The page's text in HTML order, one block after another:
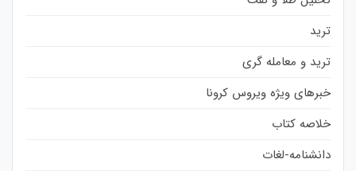
ترید
ترید و معامله گری
خبرهای ویژه ویروس کرونا
خلاصه کتاب
دانشنامه-لغات